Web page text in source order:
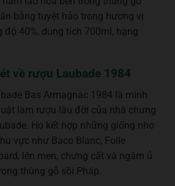
bằng tuyệt hảo trong hương vị
độ 40%, dung tích 700ml, hạng
về rượu Laubade 1984
Bas Armagnac 1984 là minh
làm rượu lâu đời của nhà chưng
Họ kết hợp những giống nho
vực như Baco Blanc, Folle
lên men, chưng cất và ngâm ủ
thùng gỗ sồi Pháp.